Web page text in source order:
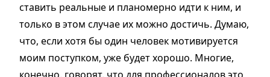
ставить реальные и планомерно идти к ним, и
только в этом случае их можно достичь. Думаю,
что, если хотя бы один человек мотивируется
моим поступком, уже будет хорошо. Многие,